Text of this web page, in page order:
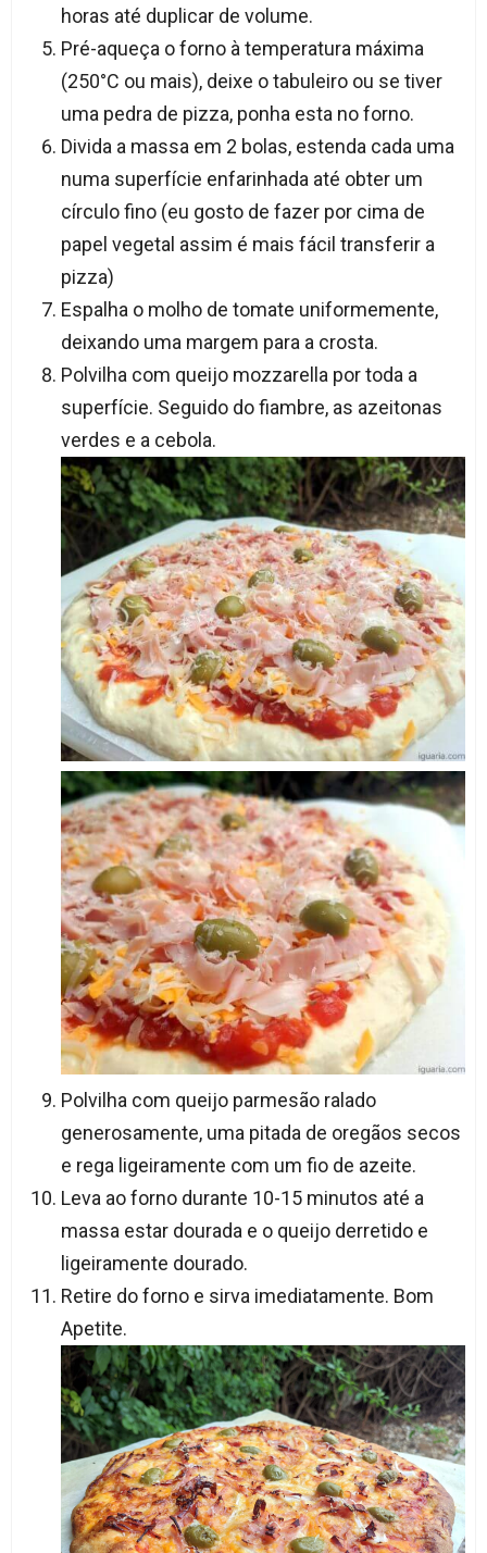
horas até duplicar de volume.
Pré-aqueça o forno à temperatura máxima
(250°C ou mais), deixe o tabuleiro ou se tiver
uma pedra de pizza, ponha esta no forno.
Divida a massa em 2 bolas, estenda cada uma
numa superfície enfarinhada até obter um
círculo fino (eu gosto de fazer por cima de
papel vegetal assim é mais fácil transferir a
pizza)
Espalha o molho de tomate uniformemente,
deixando uma margem para a crosta.
Polvilha com queijo mozzarella por toda a
superfície. Seguido do fiambre, as azeitonas
verdes e a cebola.
Polvilha com queijo parmesão ralado
generosamente, uma pitada de oregãos secos
e rega ligeiramente com um fio de azeite.
Leva ao forno durante 10-15 minutos até a
massa estar dourada e o queijo derretido e
ligeiramente dourado.
Retire do forno e sirva imediatamente. Bom
Apetite.